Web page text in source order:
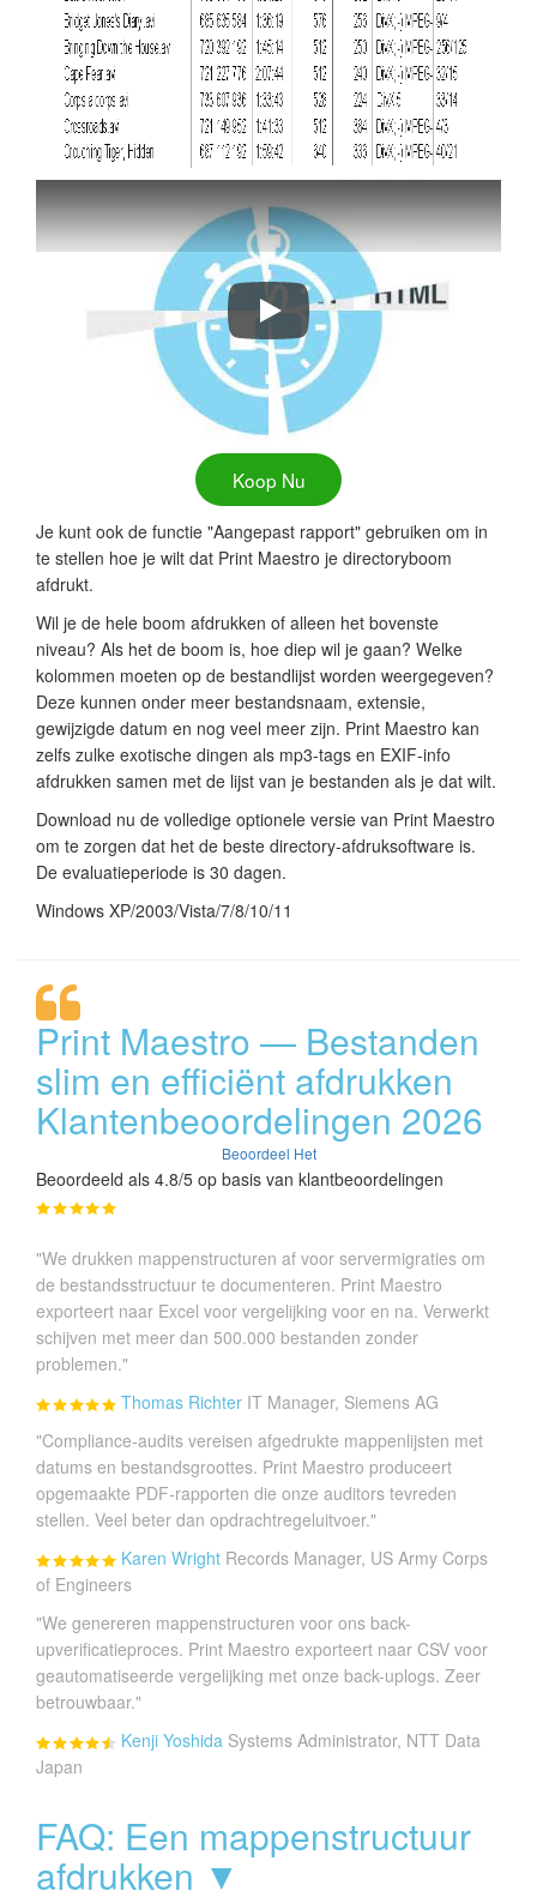
Print Map Boom Snel & Eenvoudig
Koop Nu
Je kunt ook de functie "Aangepast rapport" gebruiken om in
te stellen hoe je wilt dat Print Maestro je directoryboom
afdrukt.
Wil je de hele boom afdrukken of alleen het bovenste
niveau? Als het de boom is, hoe diep wil je gaan? Welke
kolommen moeten op de bestandlijst worden weergegeven?
Deze kunnen onder meer bestandsnaam, extensie,
gewijzigde datum en nog veel meer zijn. Print Maestro kan
zelfs zulke exotische dingen als mp3-tags en EXIF-info
afdrukken samen met de lijst van je bestanden als je dat wilt.
Download nu de volledige optionele versie van Print Maestro
om te zorgen dat het de beste directory-afdruksoftware is.
De evaluatieperiode is 30 dagen.
Windows XP/2003/Vista/7/8/10/11
Print Maestro — Bestanden
slim en efficiënt afdrukken
Klantenbeoordelingen 2026
Beoordeel Het
Beoordeeld als 4.8/5 op basis van klantbeoordelingen
"We drukken mappenstructuren af voor servermigraties om
de bestandsstructuur te documenteren. Print Maestro
exporteert naar Excel voor vergelijking voor en na. Verwerkt
schijven met meer dan 500.000 bestanden zonder
problemen."
Thomas Richter IT Manager, Siemens AG
"Compliance-audits vereisen afgedrukte mappenlijsten met
datums en bestandsgroottes. Print Maestro produceert
opgemaakte PDF-rapporten die onze auditors tevreden
stellen. Veel beter dan opdrachtregeluitvoer."
Karen Wright Records Manager, US Army Corps
of Engineers
"We genereren mappenstructuren voor ons back-
upverificatieproces. Print Maestro exporteert naar CSV voor
geautomatiseerde vergelijking met onze back-uplogs. Zeer
betrouwbaar."
Kenji Yoshida Systems Administrator, NTT Data
Japan
FAQ: Een mappenstructuur
afdrukken ▼